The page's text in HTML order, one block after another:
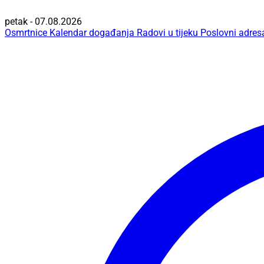
petak - 07.08.2026
Osmrtnice Kalendar događanja Radovi u tijeku Poslovni